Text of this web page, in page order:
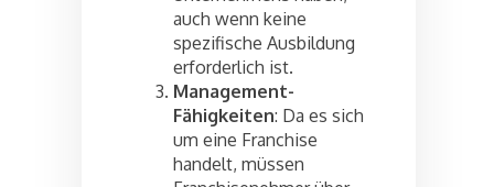
auch wenn keine
spezifische Ausbildung
erforderlich ist.
Management-
Fähigkeiten: Da es sich
um eine Franchise
handelt, müssen